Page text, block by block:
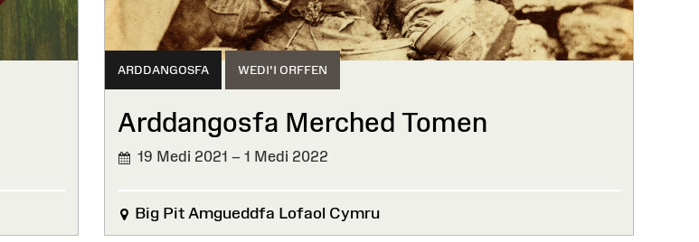
ARDDANGOSFA WEDI'I ORFFEN
Arddangosfa Merched Tomen
19 Medi 2021 – 1 Medi 2022
WEDI'I
Big Pit Amgueddfa Lofaol Cymru